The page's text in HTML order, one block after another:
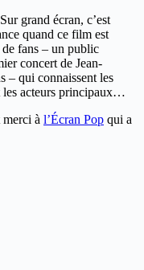
grand écran, c’est
quand ce film est
fans – un public
concert de Jean-
– qui connaissent les
les acteurs principaux…
à l’Écran Pop qui a